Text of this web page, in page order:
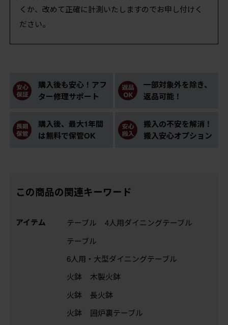
くか、改めて正確に計測いたしますのでお申し付けく
ださい。
購入後も安心！アフ
ター修理サポート
一部対象外を除き、
返品可能！
購入後、最大1年間
は無料で保管OK
搬入の不安を解消！
搬入安心オプション
この商品の関連キーワード
アイテム テーブル
4人用ダイニングテーブル
テーブル
6人用・大型ダイニングテーブル
火鉢
木製火鉢
火鉢
長火鉢
火鉢
囲炉裏テーブル